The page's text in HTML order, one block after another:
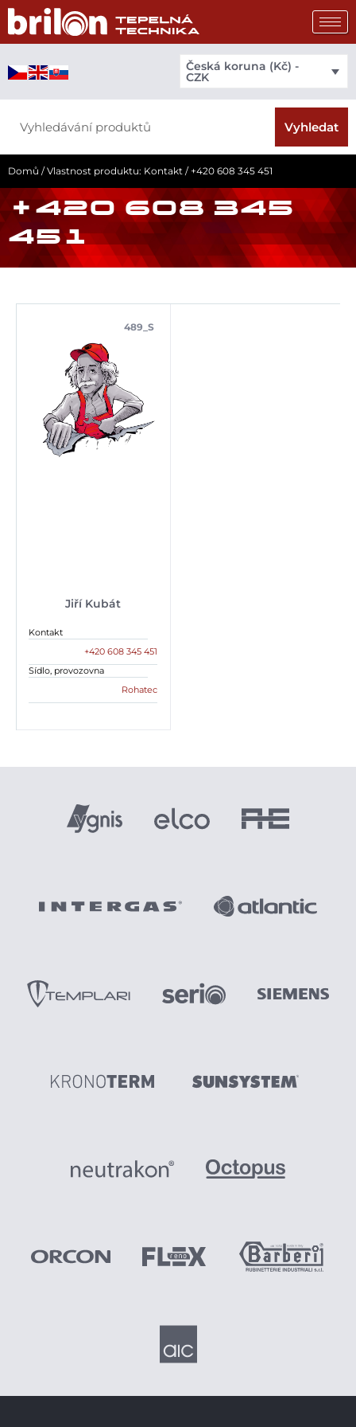
Přeskočit
obsah
Česká koruna (Kč) -
CZK
Vyhledat
Domů / Vlastnost produktu: Kontakt / +420 608 345 451
+420 608 345
451
Jiří Kubát
489_S
Kontakt
+420 608 345 451
Sídlo, provozovna
Rohatec